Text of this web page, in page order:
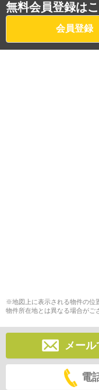
無料会員登録は
会員登録
※地図上に表示される物件の位
物件所在地とは異なる場合がご
メール
電